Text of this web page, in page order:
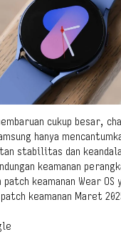
cukup besar,
hanya
stabilitas dan
keamanan
keamanan Wear
keamanan Maret